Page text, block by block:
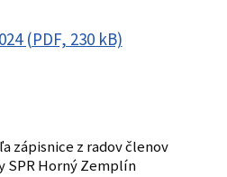
(PDF, 230 kB)
zápisnice z radov členov
SPR Horný Zemplín